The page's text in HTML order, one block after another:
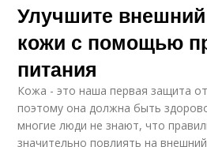
Улучшите
кожи с помощью
питания
Кожа - это наша первая защита
поэтому она должна быть
многие люди не знают, что
значительно повлиять на